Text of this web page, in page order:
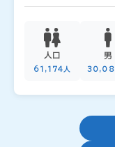
人口
61,174人
男